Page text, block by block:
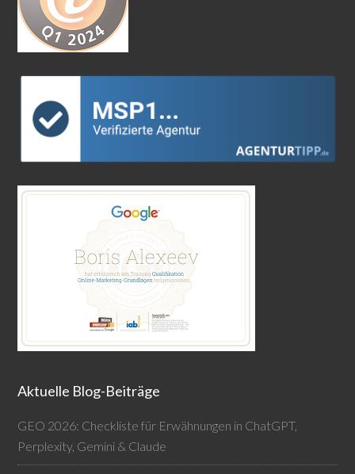
Aktuelle Blog-Beiträge
GEO 2026: Checkliste für Erwähnungen in ChatGPT,
Perplexity, Gemini & Claude